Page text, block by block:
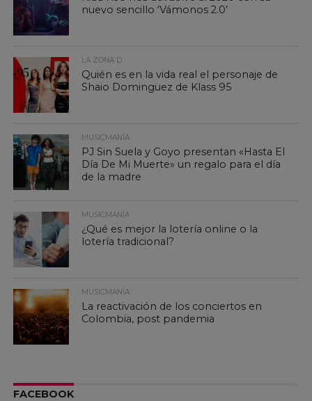
nuevo sencillo ‘Vámonos 2.0’
LA ZONA D
Quién es en la vida real el personaje de
Shaio Dominguez de Klass 95
MUSICMANÍA
PJ Sin Suela y Goyo presentan «Hasta El
Día De Mi Muerte» un regalo para el día
de la madre
MUSICMANÍA
¿Qué es mejor la lotería online o la
lotería tradicional?
MUSICMANÍA
La reactivación de los conciertos en
Colombia, post pandemia
FACEBOOK